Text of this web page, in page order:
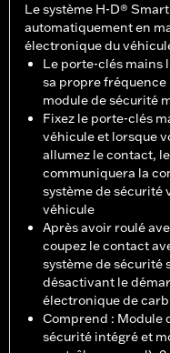
Le système H-D®
automatiquement en
électronique du
Le porte-clés mains
sa propre
module de sécurité
Fixez le porte-clés
véhicule et lorsque
allumez le contact,
communiquera la
système de sécurité
véhicule
Après avoir roulé
coupez le contact
système de sécurité
désactivant le
électronique de
Comprend : Module
sécurité intégré et